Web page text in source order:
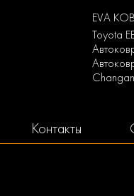
EVA
Toyota
Контакты